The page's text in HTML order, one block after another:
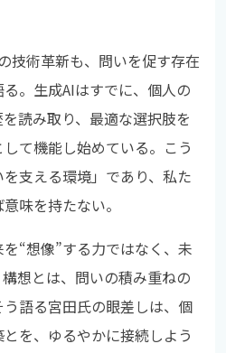
技術革新も、問いを促す存在
。生成AIはすでに、個人の
読み取り、最適な選択肢を
て機能し始めている。こう
支える環境」であり、私た
味を持たない。
を“想像”する力ではなく、未
想とは、問いの積み重ねの
語る宮田氏の眼差しは、個
を、ゆるやかに接続しよう